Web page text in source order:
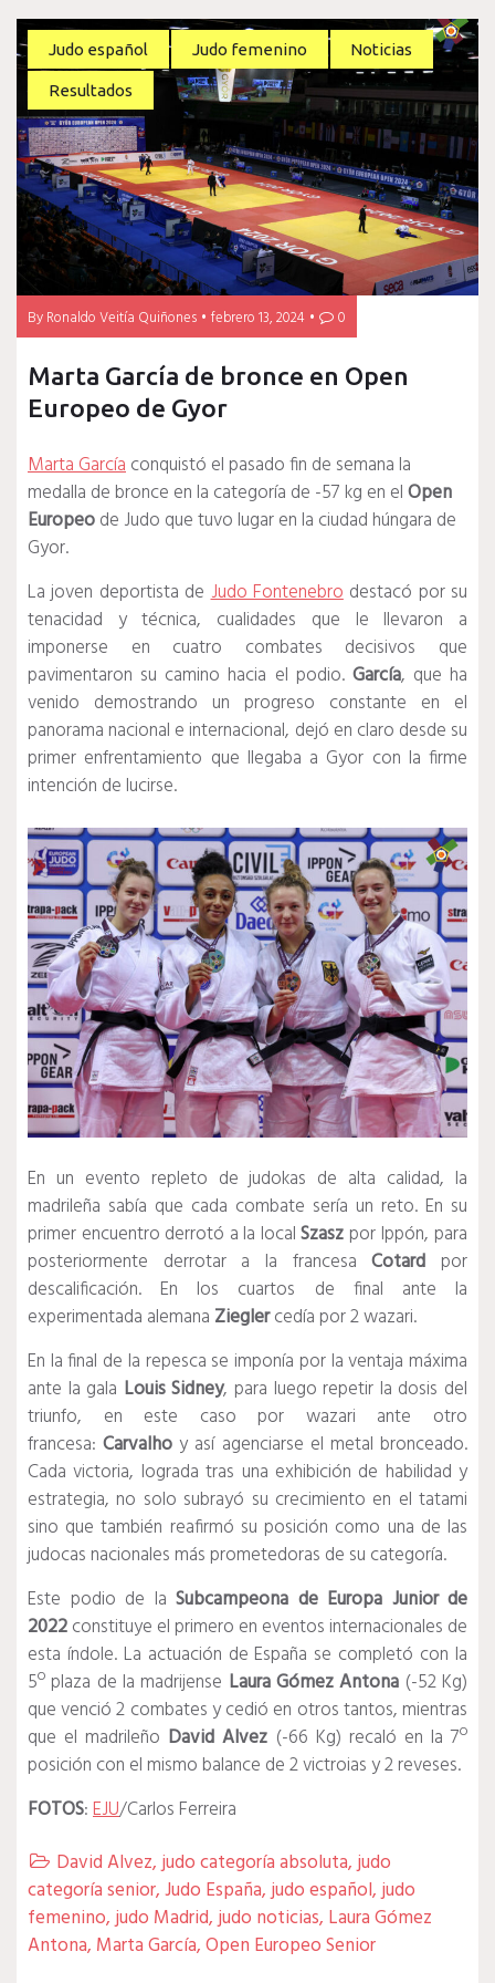
ByRonaldo Veitía Quiñones febrero 13, 2024 0
Judo español Judo femenino Noticias
Resultados
Marta García de bronce en Open
Europeo de Gyor
Marta Garcíaconquistó el pasado fin de semana la
medalla de bronce en la categoría de -57 kg en elOpen
Europeode Judo que tuvo lugar en la ciudad húngara de
Gyor.
La joven deportista deJudo Fontenebrodestacó por su
tenacidad y técnica, cualidades que le llevaron a
imponerse en cuatro combates decisivos que
pavimentaron su camino hacia el podio. García, que ha
venido demostrando un progreso constante en el
panorama nacional e internacional, dejó en claro desde su
primer enfrentamiento que llegaba a Gyor con la firme
intención de lucirse.
En un evento repleto de judokas de alta calidad, la
madrileña sabía que cada combate sería un reto. En su
primer encuentro derrotó a la localSzasz por Ippón, para
posteriormente derrotar a la francesaCotard por
descalificación. En los cuartos de final ante la
experimentada alemana Zieglercedía por 2 wazari.
En la final de la repesca se imponía por la ventaja máxima
ante la gala Louis Sidney, para luego repetir la dosis del
triunfo, en este caso por wazari ante otro
francesa:Carvalho y así agenciarse el metal bronceado.
Cada victoria, lograda tras una exhibición de habilidad y
estrategia, no solo subrayó su crecimiento en el tatami
sino que también reafirmó su posición como una de las
judocas nacionales más prometedoras de su categoría.
Este podio de la Subcampeona de Europa Junior de
2022constituye el primero en eventos internacionales de
esta índole. La actuación de España se completó con la
5º plaza de la madrijense Laura Gómez Antona (-52 Kg)
que venció 2 combates y cedió en otros tantos, mientras
que el madrileño David Alvez (-66 Kg) recaló en la 7º
posición con el mismo balance de 2 victroias y 2 reveses.
FOTOS:EJU/Carlos Ferreira
 David Alvez,judo categoría absoluta,judo
categoría senior,Judo España,judo español,judo
femenino,judo Madrid,judo noticias, Laura Gómez
Antona, Marta García,Open Europeo Senior